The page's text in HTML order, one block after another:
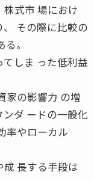
式市 場におけ
その際に比較の
。
しま った低利益
家の影響力 の増
ダ ードの一般化
率やローカル
長する手段は